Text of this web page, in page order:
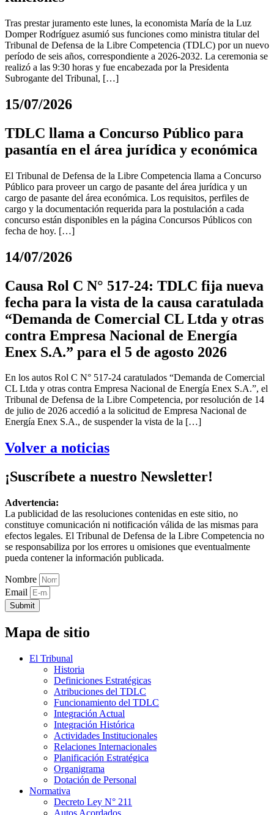
Tras prestar juramento este lunes, la economista María de la Luz
Domper Rodríguez asumió sus funciones como ministra titular del
Tribunal de Defensa de la Libre Competencia (TDLC) por un nuevo
período de seis años, correspondiente a 2026-2032. La ceremonia se
realizó a las 9:30 horas y fue encabezada por la Presidenta
Subrogante del Tribunal, […]
15/07/2026
TDLC llama a Concurso Público para
pasantía en el área jurídica y económica
El Tribunal de Defensa de la Libre Competencia llama a Concurso
Público para proveer un cargo de pasante del área jurídica y un
cargo de pasante del área económica. Los requisitos, perfiles de
cargo y la documentación requerida para la postulación a cada
concurso están disponibles en la página Concursos Públicos con
fecha de hoy. […]
14/07/2026
Causa Rol C N° 517-24: TDLC fija nueva
fecha para la vista de la causa caratulada
“Demanda de Comercial CL Ltda y otras
contra Empresa Nacional de Energía
Enex S.A.” para el 5 de agosto 2026
En los autos Rol C N° 517-24 caratulados “Demanda de Comercial
CL Ltda y otras contra Empresa Nacional de Energía Enex S.A.”, el
Tribunal de Defensa de la Libre Competencia, por resolución de 14
de julio de 2026 accedió a la solicitud de Empresa Nacional de
Energía Enex S.A., de suspender la vista de la […]
Volver a noticias
¡Suscríbete a nuestro Newsletter!
Advertencia:
La publicidad de las resoluciones contenidas en este sitio, no
constituye comunicación ni notificación válida de las mismas para
efectos legales. El Tribunal de Defensa de la Libre Competencia no
se responsabiliza por los errores u omisiones que eventualmente
pueda contener la información publicada.
Nombre
Email
Submit
Mapa de sitio
El Tribunal
Historia
Definiciones Estratégicas
Atribuciones del TDLC
Funcionamiento del TDLC
Integración Actual
Integración Histórica
Actividades Institucionales
Relaciones Internacionales
Planificación Estratégica
Organigrama
Dotación de Personal
Normativa
Decreto Ley N° 211
Autos Acordados